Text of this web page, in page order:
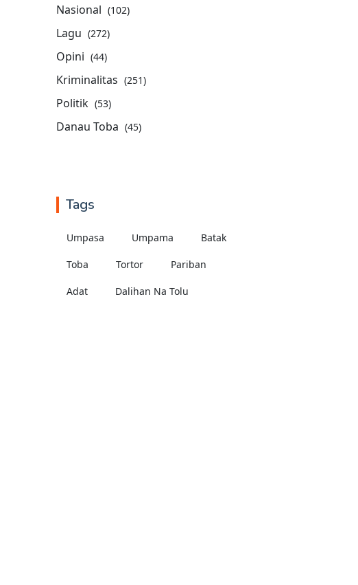
Nasional (102)
Lagu (272)
Opini (44)
Kriminalitas (251)
Politik (53)
Danau Toba (45)
Tags
Umpasa Umpama Batak
Toba Tortor Pariban
Adat Dalihan Na Tolu